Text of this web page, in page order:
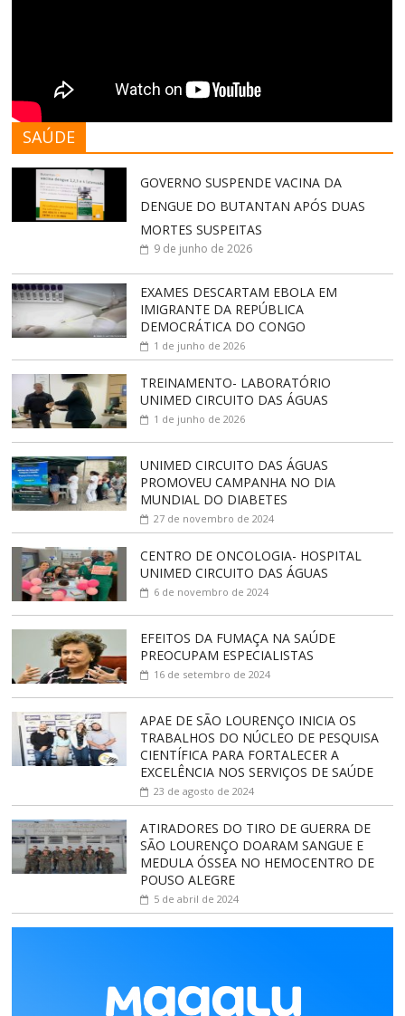
SAÚDE
GOVERNO SUSPENDE VACINA DA
DENGUE DO BUTANTAN APÓS DUAS
MORTES SUSPEITAS
9 de junho de 2026
EXAMES DESCARTAM EBOLA EM
IMIGRANTE DA REPÚBLICA
DEMOCRÁTICA DO CONGO
1 de junho de 2026
TREINAMENTO- LABORATÓRIO
UNIMED CIRCUITO DAS ÁGUAS
1 de junho de 2026
UNIMED CIRCUITO DAS ÁGUAS
PROMOVEU CAMPANHA NO DIA
MUNDIAL DO DIABETES
27 de novembro de 2024
CENTRO DE ONCOLOGIA- HOSPITAL
UNIMED CIRCUITO DAS ÁGUAS
6 de novembro de 2024
EFEITOS DA FUMAÇA NA SAÚDE
PREOCUPAM ESPECIALISTAS
16 de setembro de 2024
APAE DE SÃO LOURENÇO INICIA OS
TRABALHOS DO NÚCLEO DE PESQUISA
CIENTÍFICA PARA FORTALECER A
EXCELÊNCIA NOS SERVIÇOS DE SAÚDE
23 de agosto de 2024
ATIRADORES DO TIRO DE GUERRA DE
SÃO LOURENÇO DOARAM SANGUE E
MEDULA ÓSSEA NO HEMOCENTRO DE
POUSO ALEGRE
5 de abril de 2024